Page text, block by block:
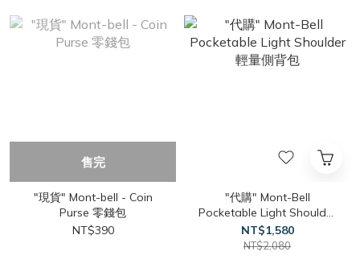
售完
"現貨" Mont-bell - Coin
Purse 零錢包
NT$390
"代購" Mont-Bell
Pocketable Light Shoulder
輕量側背包
NT$1,580
NT$2,080